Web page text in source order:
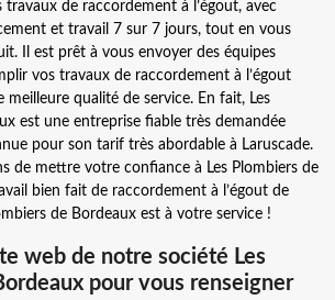
travaux de raccordement à l’égout, avec
et travail 7 sur 7 jours, tout en vous
Il est prêt à vous envoyer des équipes
vos travaux de raccordement à l’égout
qualité de service. En fait, Les
est une entreprise fiable très demandée
pour son tarif très abordable à Laruscade.
de mettre votre confiance à Les Plombiers de
bien fait de raccordement à l’égout de
de Bordeaux est à votre service !
web de notre société Les
pour vous renseigner